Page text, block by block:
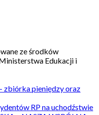
ze środków
Edukacji i
zbiórka pieniędzy oraz
RP na uchodźstwie